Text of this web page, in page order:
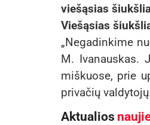
viešąsias
Viešąsias
„Negadinkime
M. Ivanauskas.
miškuose, prie
privačių
Aktualios